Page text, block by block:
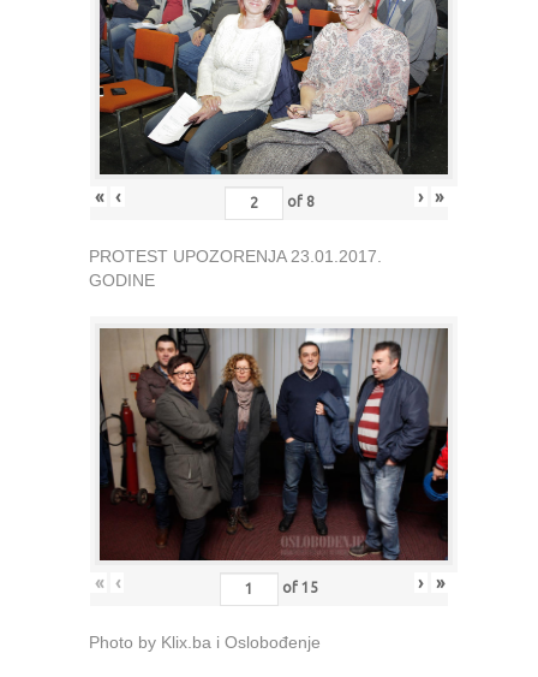
« ‹ of 8 › »
PROTEST UPOZORENJA 23.01.2017.
GODINE
« ‹ of 15 › »
Photo by Klix.ba i Oslobođenje